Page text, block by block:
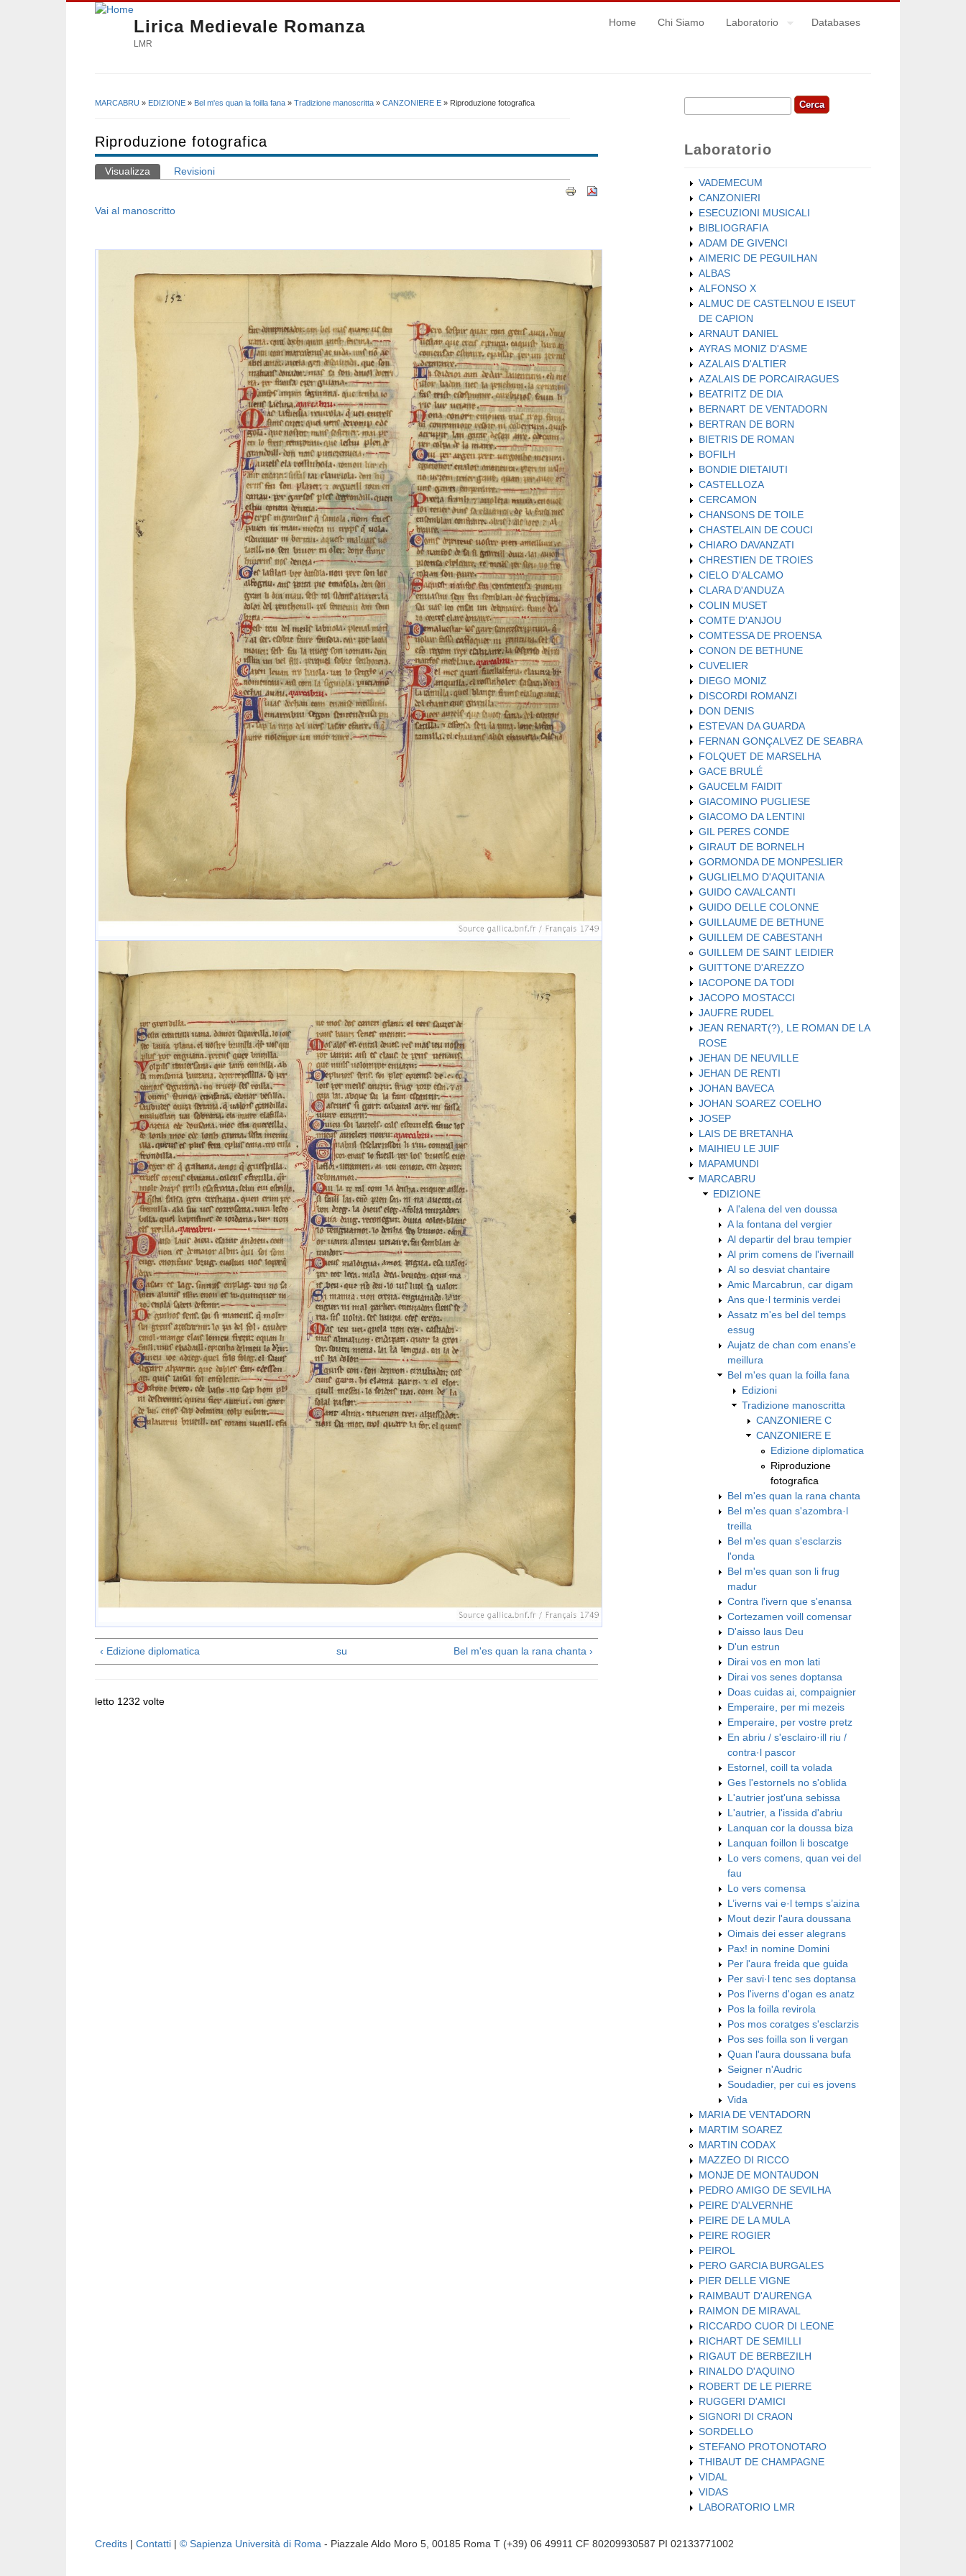
Lirica Medievale Romanza
LMR
Home Chi Siamo Laboratorio Databases
MARCABRU » EDIZIONE » Bel m'es quan la foilla fana » Tradizione manoscritta » CANZONIERE E » Riproduzione fotografica
Riproduzione fotografica
Schede primarie
Visualizza (scheda attiva)
Revisioni
Vai al manoscritto
‹ Edizione diplomatica su Bel m'es quan la rana chanta ›
letto 1232 volte
Form di ricerca
Cerca
Laboratorio
VADEMECUM
CANZONIERI
ESECUZIONI MUSICALI
BIBLIOGRAFIA
ADAM DE GIVENCI
AIMERIC DE PEGUILHAN
ALBAS
ALFONSO X
ALMUC DE CASTELNOU E ISEUT
DE CAPION
ARNAUT DANIEL
AYRAS MONIZ D'ASME
AZALAIS D'ALTIER
AZALAIS DE PORCAIRAGUES
BEATRITZ DE DIA
BERNART DE VENTADORN
BERTRAN DE BORN
BIETRIS DE ROMAN
BOFILH
BONDIE DIETAIUTI
CASTELLOZA
CERCAMON
CHANSONS DE TOILE
CHASTELAIN DE COUCI
CHIARO DAVANZATI
CHRESTIEN DE TROIES
CIELO D'ALCAMO
CLARA D'ANDUZA
COLIN MUSET
COMTE D'ANJOU
COMTESSA DE PROENSA
CONON DE BETHUNE
CUVELIER
DIEGO MONIZ
DISCORDI ROMANZI
DON DENIS
ESTEVAN DA GUARDA
FERNAN GONÇALVEZ DE SEABRA
FOLQUET DE MARSELHA
GACE BRULÉ
GAUCELM FAIDIT
GIACOMINO PUGLIESE
GIACOMO DA LENTINI
GIL PERES CONDE
GIRAUT DE BORNELH
GORMONDA DE MONPESLIER
GUGLIELMO D'AQUITANIA
GUIDO CAVALCANTI
GUIDO DELLE COLONNE
GUILLAUME DE BETHUNE
GUILLEM DE CABESTANH
GUILLEM DE SAINT LEIDIER
GUITTONE D'AREZZO
IACOPONE DA TODI
JACOPO MOSTACCI
JAUFRE RUDEL
JEAN RENART(?), LE ROMAN DE LA
ROSE
JEHAN DE NEUVILLE
JEHAN DE RENTI
JOHAN BAVECA
JOHAN SOAREZ COELHO
JOSEP
LAIS DE BRETANHA
MAIHIEU LE JUIF
MAPAMUNDI
MARCABRU
EDIZIONE
A l'alena del ven doussa
A la fontana del vergier
Al departir del brau tempier
Al prim comens de l'ivernaill
Al so desviat chantaire
Amic Marcabrun, car digam
Ans que·l terminis verdei
Assatz m'es bel del temps
essug
Aujatz de chan com enans'e
meillura
Bel m'es quan la foilla fana
Edizioni
Tradizione manoscritta
CANZONIERE C
CANZONIERE E
Edizione diplomatica
Riproduzione
fotografica
Bel m'es quan la rana chanta
Bel m'es quan s'azombra·l
treilla
Bel m'es quan s'esclarzis
l'onda
Bel m'es quan son li frug
madur
Contra l'ivern que s'enansa
Cortezamen voill comensar
D'aisso laus Deu
D'un estrun
Dirai vos en mon lati
Dirai vos senes doptansa
Doas cuidas ai, compaignier
Emperaire, per mi mezeis
Emperaire, per vostre pretz
En abriu / s'esclairo·ill riu /
contra·l pascor
Estornel, coill ta volada
Ges l'estornels no s'oblida
L'autrier jost'una sebissa
L'autrier, a l'issida d'abriu
Lanquan cor la doussa biza
Lanquan foillon li boscatge
Lo vers comens, quan vei del
fau
Lo vers comensa
L’iverns vai e·l temps s’aizina
Mout dezir l'aura doussana
Oimais dei esser alegrans
Pax! in nomine Domini
Per l'aura freida que guida
Per savi·l tenc ses doptansa
Pos l'iverns d'ogan es anatz
Pos la foilla revirola
Pos mos coratges s'esclarzis
Pos ses foilla son li vergan
Quan l'aura doussana bufa
Seigner n'Audric
Soudadier, per cui es jovens
Vida
MARIA DE VENTADORN
MARTIM SOAREZ
MARTIN CODAX
MAZZEO DI RICCO
MONJE DE MONTAUDON
PEDRO AMIGO DE SEVILHA
PEIRE D'ALVERNHE
PEIRE DE LA MULA
PEIRE ROGIER
PEIROL
PERO GARCIA BURGALES
PIER DELLE VIGNE
RAIMBAUT D'AURENGA
RAIMON DE MIRAVAL
RICCARDO CUOR DI LEONE
RICHART DE SEMILLI
RIGAUT DE BERBEZILH
RINALDO D'AQUINO
ROBERT DE LE PIERRE
RUGGERI D'AMICI
SIGNORI DI CRAON
SORDELLO
STEFANO PROTONOTARO
THIBAUT DE CHAMPAGNE
VIDAL
VIDAS
LABORATORIO LMR
Credits | Contatti | © Sapienza Università di Roma - Piazzale Aldo Moro 5, 00185 Roma T (+39) 06 49911 CF 80209930587 PI 02133771002